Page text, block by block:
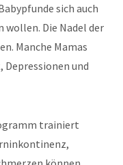
sich auch
wollen. Die Nadel der
Manche Mamas
und
trainiert